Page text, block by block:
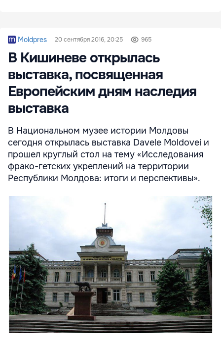
Moldpres 20 сентября 2016, 20:25 965
В Кишиневе открылась
выставка, посвященная
Европейским дням наследия
выставка
В Национальном музее истории Молдовы
сегодня открылась выставка Davele Moldovei и
прошел круглый стол на тему «Исследования
фрако-гетских укреплений на территории
Республики Молдова: итоги и перспективы».